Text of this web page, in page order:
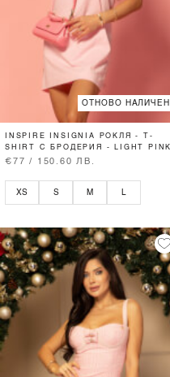
ОТНОВО НАЛИЧЕН
INSPIRE INSIGNIA РОКЛЯ - T-
SHIRT С БРОДЕРИЯ - LIGHT PINK
€77 / 150.60 ЛВ.
XS S M